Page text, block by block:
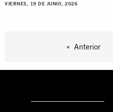
VIERNES, 19 DE JUNIO, 2026
Anterior